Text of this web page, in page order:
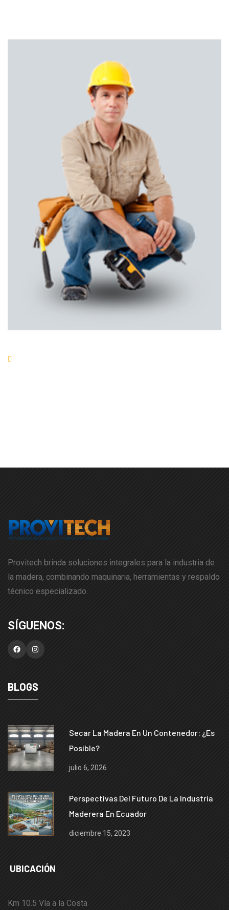
Provitech brinda soluciones integrales para la industria de
la madera, combinando maquinaria, herramientas y respaldo
técnico especializado.
FacebookInstagram
BLOGS
Secar La Madera En Un Contenedor: ¿es
Posible?
julio 6, 2026
Perspectivas Del Futuro De La Industria
Maderera En Ecuador
diciembre 15, 2023
UBICACIÓN
Km 10.5 Vía a la Costa